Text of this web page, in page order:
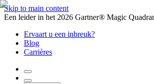
Skip to main content
Een leider in het 2026 Gartner® Magic
Ervaart u een inbreuk?
Blog
Carrières